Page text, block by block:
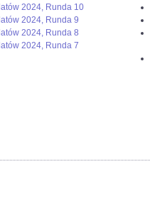
2024, Runda 10
2024, Runda 9
2024, Runda 8
2024, Runda 7